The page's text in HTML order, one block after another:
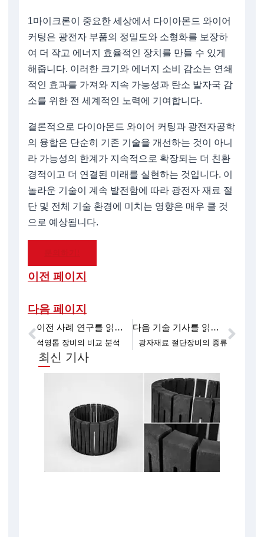
1마이크론이 중요한 세상에서 다이아몬드 와이어
커팅은 광전자 부품의 정밀도와 소형화를 보장하
여 더 작고 에너지 효율적인 장치를 만들 수 있게
해줍니다. 이러한 크기와 에너지 소비 감소는 연쇄
적인 효과를 가져와 지속 가능성과 탄소 발자국 감
소를 위한 전 세계적인 노력에 기여합니다.
결론적으로 다이아몬드 와이어 커팅과 광전자공학
의 융합은 단순히 기존 기술을 개선하는 것이 아니
라 가능성의 한계가 지속적으로 확장되는 더 친환
경적이고 더 연결된 미래를 실현하는 것입니다. 이
놀라운 기술이 계속 발전함에 따라 광전자 재료 절
단 및 전체 기술 환경에 미치는 영향은 매우 클 것
으로 예상됩니다.
이전 페이지
다음 페이지
이전 이전 사례 연구를 읽어보세요
석영톱 장비의 비교 분석
다음 기술 기사를 읽어보세요
광자재료 절단장비의 종류 다음
최신 기사